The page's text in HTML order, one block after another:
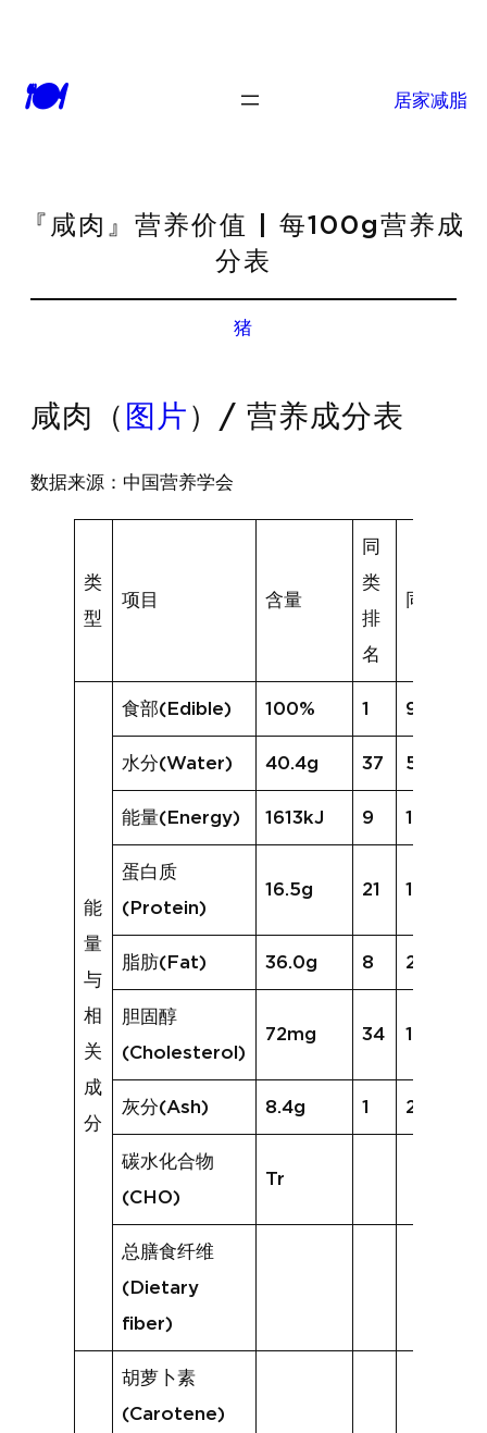
🍽 居家减脂
『咸肉』营养价值 | 每100g营养成
分表
猪
咸肉（ 图片 ）/ 营养成分表
数据来源：中国营养学会
类
型
项目 含量
同
类
排
名
同类均值
能
量
与
相
关
成
分
食部(Edible) 100% 1 93%
水分(Water) 40.4g 37 55.1g
能量(Energy) 1613kJ 9 1164kJ
蛋白质
(Protein)
16.5g 21 15.7g
脂肪(Fat) 36.0g 8 21.8g
胆固醇
(Cholesterol)
72mg 34 172mg
灰分(Ash) 8.4g 1 2.2g
碳水化合物
(CHO)
Tr
总膳食纤维
(Dietary
fiber)
胡萝卜素
(Carotene)